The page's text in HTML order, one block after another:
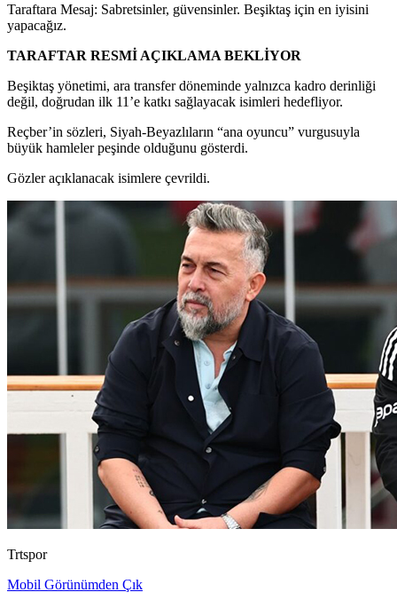
Taraftara Mesaj: Sabretsinler, güvensinler. Beşiktaş için en iyisini
yapacağız.
TARAFTAR RESMİ AÇIKLAMA BEKLİYOR
Beşiktaş yönetimi, ara transfer döneminde yalnızca kadro derinliği
değil, doğrudan ilk 11’e katkı sağlayacak isimleri hedefliyor.
Reçber’in sözleri, Siyah-Beyazlıların “ana oyuncu” vurgusuyla
büyük hamleler peşinde olduğunu gösterdi.
Gözler açıklanacak isimlere çevrildi.
Trtspor
Mobil Görünümden Çık